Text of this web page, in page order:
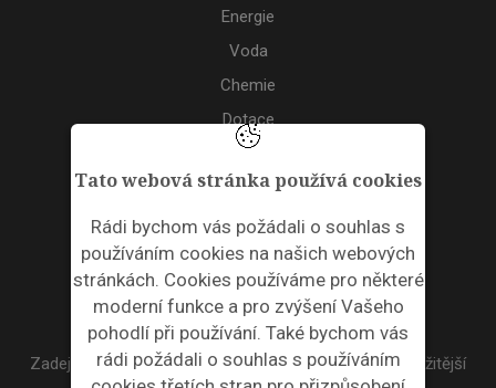
Tato webová stránka používá cookies
Rádi bychom vás požádali o souhlas s
používáním cookies na našich webových
stránkách. Cookies používáme pro některé
moderní funkce a pro zvýšení Vašeho
pohodlí při používání. Také bychom vás
rádi požádali o souhlas s používáním
Energie
Voda
Chemie
Dotace
Akce
ODPADNÍ PLASTY
NEWSLETTER
Zadejte váš email a my Vám budeme zasílat ty nejdůležitější